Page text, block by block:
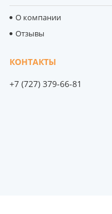
О компании
Отзывы
+7 (727) 379-66-81